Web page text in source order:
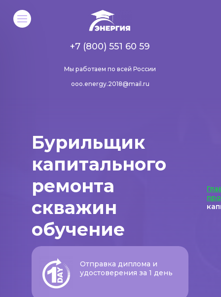
Мы работаем по всей России
+7 (800) 551 60 59
ooo.energy.2018@mail.ru
Бурильщик
капитального
ремонта
скважин
обучение
Отправка диплома и
удостоверения за 1 день